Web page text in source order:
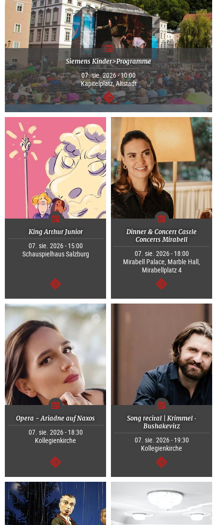
Siemens Kinder>Programme
07. sie. 2026 - 10:00
Kapitelplatz, Altstadt
dalej
King Arthur Junior
07. sie. 2026 - 15:00
Schauspielhaus Salzburg
dalej
Dinner & Concert Castle
Concerts Mirabell
07. sie. 2026 - 18:00
Mirabell Palace, Marble Hall,
Mirabellplatz 4
dalej
Opera - Ariadne auf Naxos
07. sie. 2026 - 18:30
Kollegienkirche
dalej
Song recital | Krimmel ·
Bushakevitz
07. sie. 2026 - 19:30
Kollegienkirche
dalej